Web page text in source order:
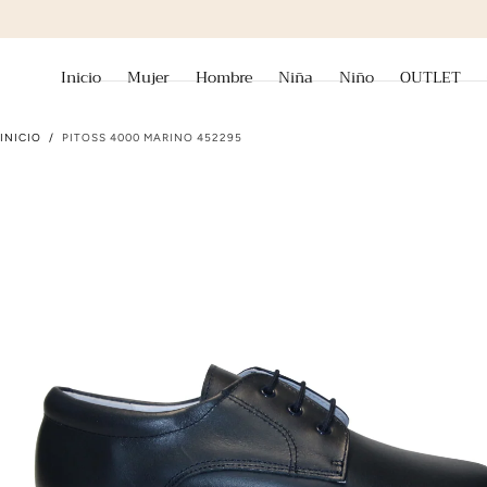
Inicio Mujer Hombre Niña Niño OUTLET
INICIO / PITOSS 4000 MARINO 452295